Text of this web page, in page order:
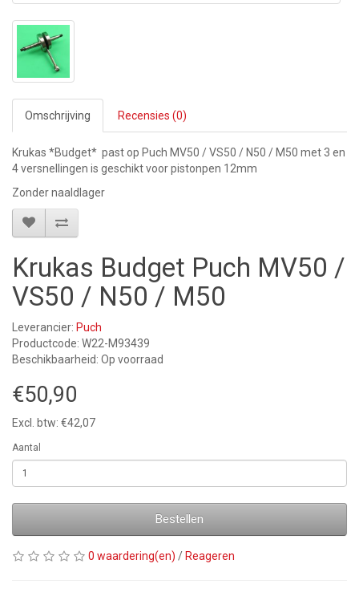
Omschrijving Recensies (0)
Krukas *Budget* past op Puch MV50 / VS50 / N50 / M50 met 3 en
4 versnellingen is geschikt voor pistonpen 12mm
Zonder naaldlager
Krukas Budget Puch MV50 /
VS50 / N50 / M50
Leverancier: Puch
Productcode: W22-M93439
Beschikbaarheid: Op voorraad
€50,90
Excl. btw: €42,07
Aantal
Bestellen
0 waardering(en) / Reageren